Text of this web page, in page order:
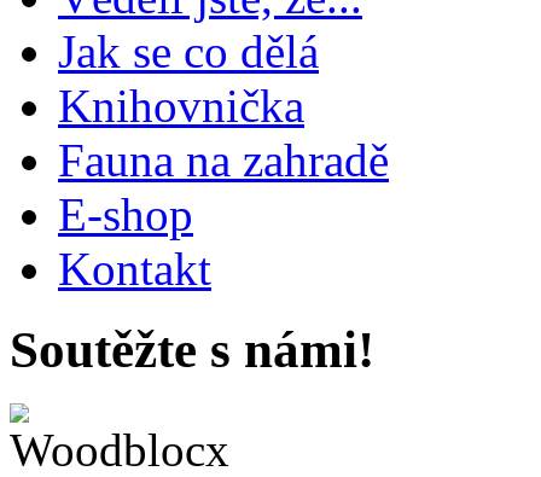
Jak se co dělá
Knihovnička
Fauna na zahradě
E-shop
Kontakt
Soutěžte s námi!